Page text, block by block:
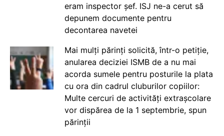
eram inspector șef. ISJ ne-a cerut să
depunem documente pentru
decontarea navetei
Mai mulți părinți solicită, într-o petiție,
anularea deciziei ISMB de a nu mai
acorda sumele pentru posturile la plata
cu ora din cadrul cluburilor copiilor:
Multe cercuri de activități extrașcolare
vor dispărea de la 1 septembrie, spun
părinții